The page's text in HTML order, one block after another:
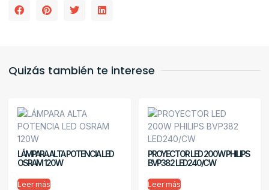
Quizás también te interese
LÁMPARA ALTA POTENCIA LED
OSRAM 120W
Leer más
PROYECTOR LED 200W PHILIPS
BVP382 LED240/CW
Leer más